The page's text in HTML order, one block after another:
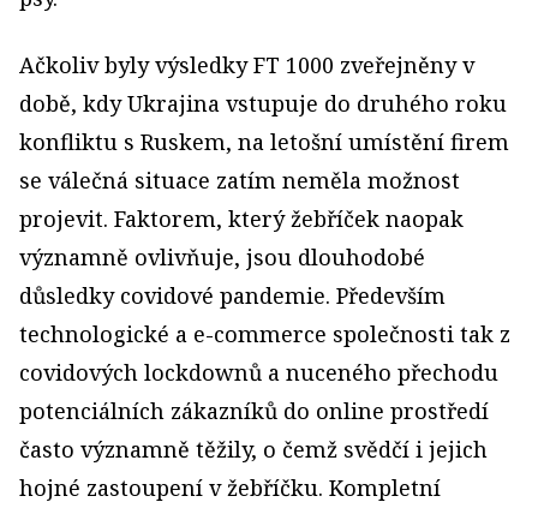
Ačkoliv byly výsledky FT 1000 zveřejněny v
době, kdy Ukrajina vstupuje do druhého roku
konfliktu s Ruskem, na letošní umístění firem
se válečná situace zatím neměla možnost
projevit. Faktorem, který žebříček naopak
významně ovlivňuje, jsou dlouhodobé
důsledky covidové pandemie. Především
technologické a e-commerce společnosti tak z
covidových lockdownů a nuceného přechodu
potenciálních zákazníků do online prostředí
často významně těžily, o čemž svědčí i jejich
hojné zastoupení v žebříčku. Kompletní